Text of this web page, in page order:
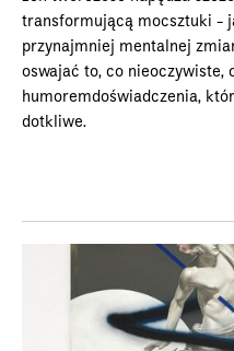
transformującą mocsztuki -
przynajmniej mentalnej
oswajać to, co nieoczywiste,
humoremdoświadczenia,
dotkliwe.